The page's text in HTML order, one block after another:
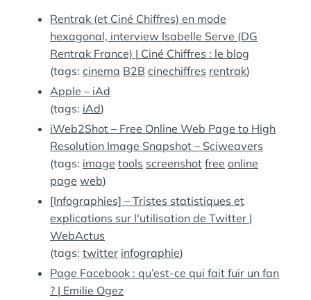
Rentrak (et Ciné Chiffres) en mode
hexagonal, interview Isabelle Serve (DG
Rentrak France) | Ciné Chiffres : le blog
(tags: cinema B2B cinechiffres rentrak)
Apple – iAd
(tags: iAd)
iWeb2Shot – Free Online Web Page to High
Resolution Image Snapshot – Sciweavers
(tags: image tools screenshot free online
page web)
[Infographies] – Tristes statistiques et
explications sur l'utilisation de Twitter |
WebActus
(tags: twitter infographie)
Page Facebook : qu’est-ce qui fait fuir un fan
? | Emilie Ogez